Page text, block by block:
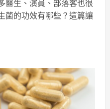
醫生、演員、部落客也很
菌的功效有哪些？這篇讓